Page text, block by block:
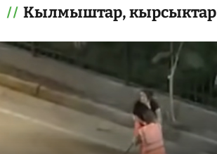
Кылмыштар, кырсыктар